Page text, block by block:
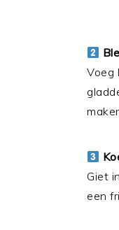
Voeg
Giet
een